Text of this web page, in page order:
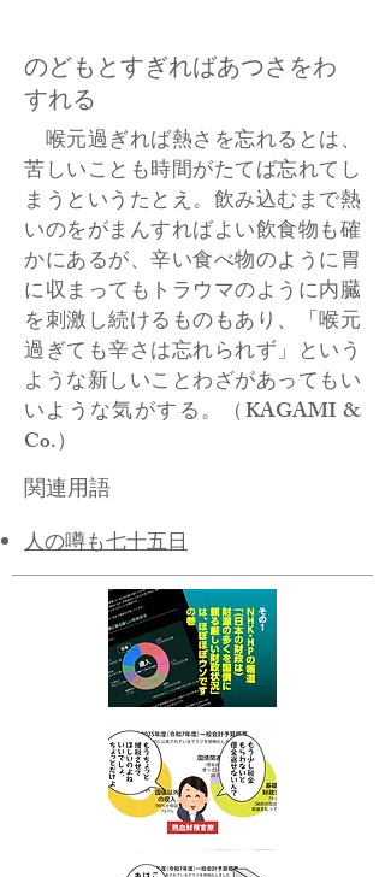
のどもとすぎればあつさをわ
すれる
喉元過ぎれば熱さを忘れるとは、
苦しいことも時間がたてば忘れてし
まうというたとえ。飲み込むまで熱
いのをがまんすればよい飲食物も確
かにあるが、辛い食べ物のように胃
に収まってもトラウマのように内臓
を刺激し続けるものもあり、「喉元
過ぎても辛さは忘れられず」という
ような新しいことわざがあってもい
いような気がする。（KAGAMI &
Co.）
関連用語
人の噂も七十五日